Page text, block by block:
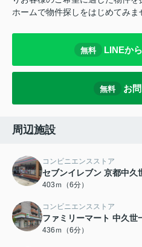
ホームで物件探しをはじめてみま
無料 LINEか
無料 お
周辺施設
コンビニエンスストア
セブンイレブン 京都中久
403ｍ（6分）
コンビニエンスストア
ファミリーマート 中久世
436ｍ（6分）